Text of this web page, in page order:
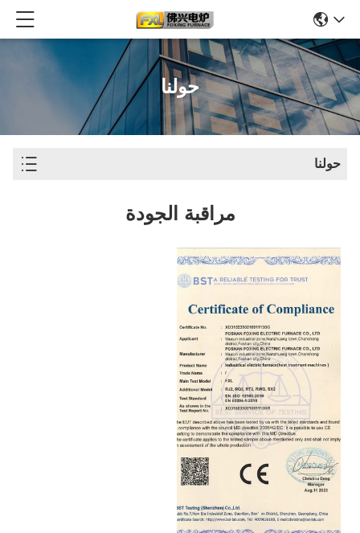
حولنا
حولنا
مراقبة الجودة